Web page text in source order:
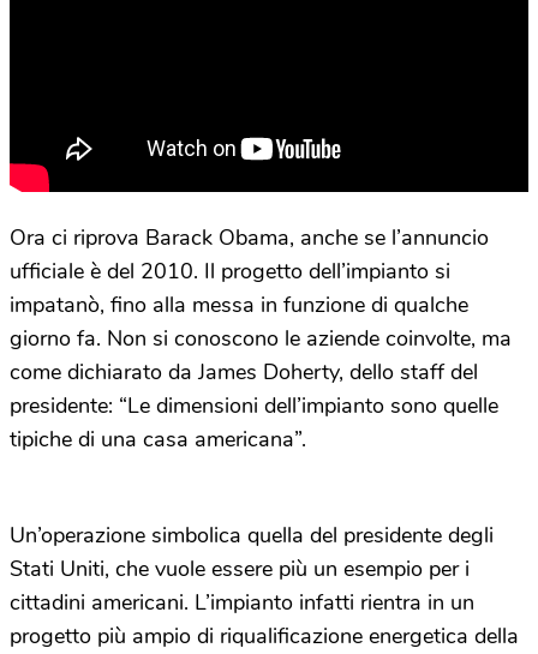
Ora ci riprova Barack Obama, anche se l’annuncio
ufficiale è del 2010. Il progetto dell’impianto si
impatanò, fino alla messa in funzione di qualche
giorno fa. Non si conoscono le aziende coinvolte, ma
come dichiarato da James Doherty, dello staff del
presidente: “Le dimensioni dell’impianto sono quelle
tipiche di una casa americana”.
Un’operazione simbolica quella del presidente degli
Stati Uniti, che vuole essere più un esempio per i
cittadini americani. L’impianto infatti rientra in un
progetto più ampio di riqualificazione energetica della